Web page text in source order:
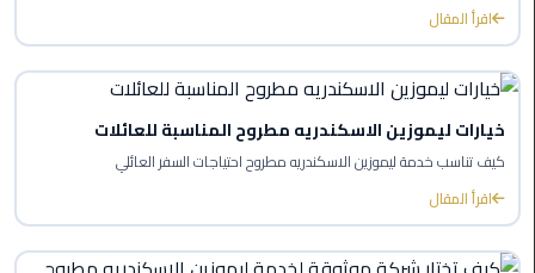
الخط
الساخن
ليموزين
مصر
خدمة
VIP
اقرأ المقال
خيارات ليموزين الاسكندريه مطروح المناسبة للعائلات
كيف تناسب خدمة ليموزين الاسكندريه مطروح احتياجات السفر العائلي
اقرأ المقال